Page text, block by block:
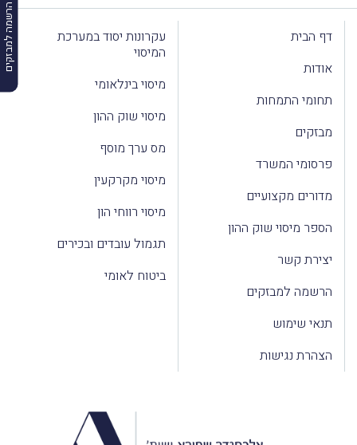
הרשמה למבזקים
דף הבית
אודות
תחומי התמחות
מבזקים
פרסומי המשרד
מדורים מקצועיים
הספר מיסוי שוק ההון
יצירת קשר
הרשמה למבזקים
תנאי שימוש
הצהרת נגישות
עקרונות יסוד במערכת
המיסוי
מיסוי בינלאומי
מיסוי שוק ההון
מס ערך מוסף
מיסוי מקרקעין
מיסוי רווחי הון
תגמול עובדים ובכירים
ביטוח לאומי